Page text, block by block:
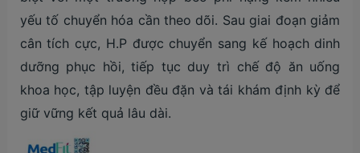
yếu tố chuyển hóa cần theo dõi. Sau giai đoạn giảm
cân tích cực, H.P được chuyển sang kế hoạch dinh
dưỡng phục hồi, tiếp tục duy trì chế độ ăn uống
khoa học, tập luyện đều đặn và tái khám định kỳ để
giữ vững kết quả lâu dài.